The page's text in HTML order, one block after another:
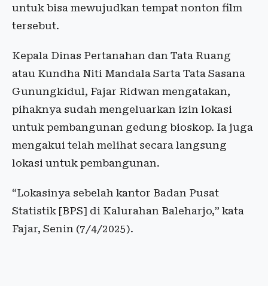
untuk bisa mewujudkan tempat nonton film
tersebut.
Kepala Dinas Pertanahan dan Tata Ruang
atau Kundha Niti Mandala Sarta Tata Sasana
Gunungkidul, Fajar Ridwan mengatakan,
pihaknya sudah mengeluarkan izin lokasi
untuk pembangunan gedung bioskop. Ia juga
mengakui telah melihat secara langsung
lokasi untuk pembangunan.
“Lokasinya sebelah kantor Badan Pusat
Statistik [BPS] di Kalurahan Baleharjo,” kata
Fajar, Senin (7/4/2025).